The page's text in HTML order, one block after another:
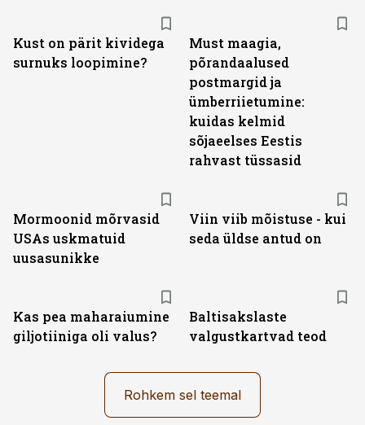
Kust on pärit kividega
surnuks loopimine?
Must maagia,
põrandaalused
postmargid ja
ümberriietumine:
kuidas kelmid
sõjaeelses Eestis
rahvast tüssasid
Mormoonid mõrvasid
USAs uskmatuid
uusasunikke
Viin viib mõistuse - kui
seda üldse antud on
Kas pea maharaiumine
giljotiiniga oli valus?
Baltisakslaste
valgustkartvad teod
Rohkem sel teemal